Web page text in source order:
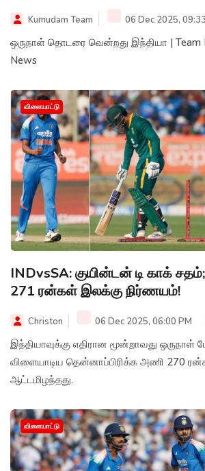
Kumudam Team 06 Dec 2025,
ஒருநாள் தொடரை வென்றது இந்தியா | Team
News
விளையாட்டு
INDvsSA: குயின்டன் டி காக்
271 ரன்கள் இலக்கு நிர்ணயம்!
Christon 06 Dec 2025, 06:00 PM
இந்தியாவுக்கு எதிரான மூன்றாவது ஒருநாள்
விளையாடிய தென்னாப்பிரிக்க அணி 270
ஆட்டமிழந்தது.
விளையாட்டு